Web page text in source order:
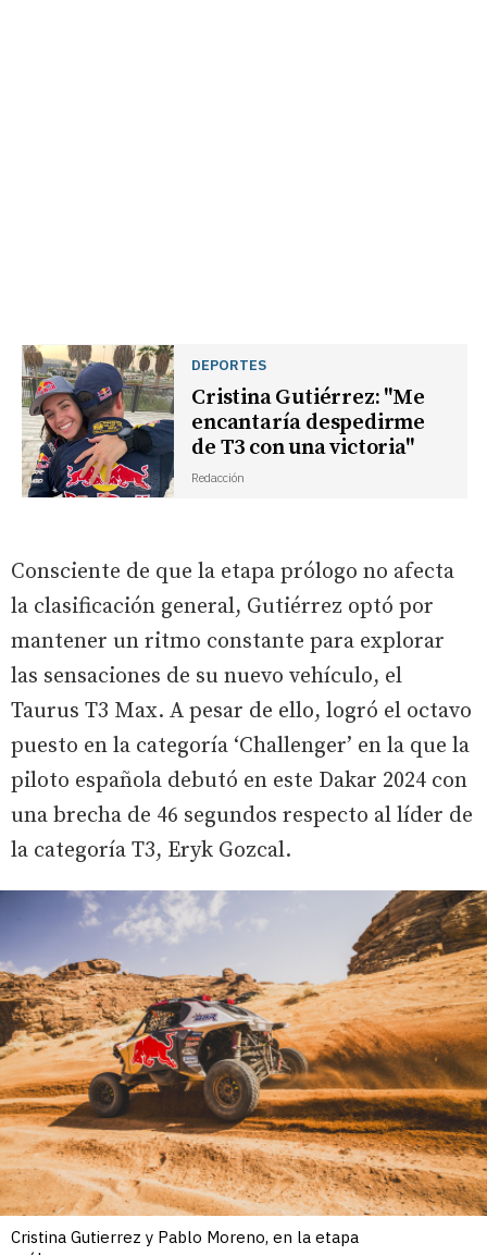
DEPORTES
Cristina Gutiérrez: "Me
encantaría despedirme
de T3 con una victoria"
Redacción
Consciente de que la etapa prólogo no afecta
la clasificación general, Gutiérrez optó por
mantener un ritmo constante para explorar
las sensaciones de su nuevo vehículo, el
Taurus T3 Max. A pesar de ello, logró el octavo
puesto en la categoría ‘Challenger’ en la que la
piloto española debutó en este Dakar 2024 con
una brecha de 46 segundos respecto al líder de
la categoría T3, Eryk Gozcal.
Cristina Gutierrez y Pablo Moreno, en la etapa